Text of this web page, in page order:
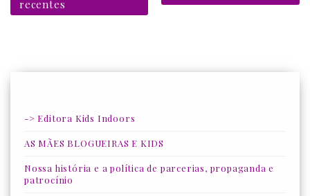
recentes
-> Editora Kids Indoors
AS MÃES BLOGUEIRAS E KIDS
Nossa história e a política de parcerias, propaganda e
patrocínio